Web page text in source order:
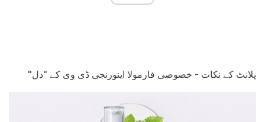
پلانٹ کے نکات - خصوصی فارمولا اینورنجی ڈی وی کے "دل"